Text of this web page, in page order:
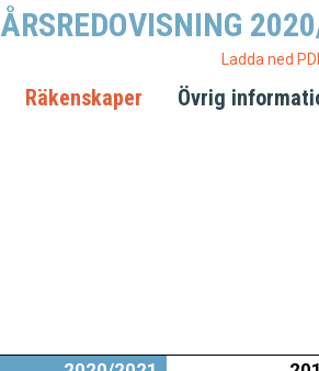
ÅRSREDOVISNING
Ladda ned
Räkenskaper Övrig